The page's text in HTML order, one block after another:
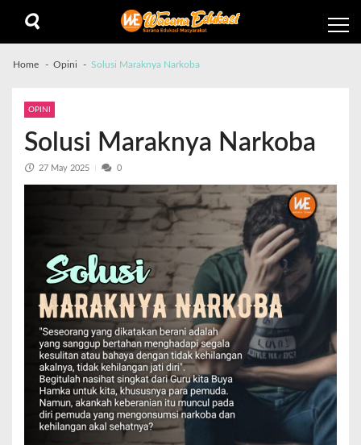
Home Opini Solusi Maraknya Narkoba
OPINI
Solusi Maraknya Narkoba
27 May 2025 0